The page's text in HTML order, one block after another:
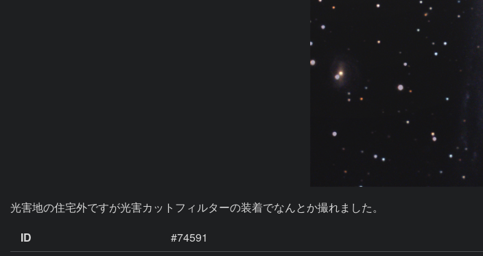
光害地の住宅外ですが光害カットフィルターの装着でなんとか撮れました。
ID
#74591